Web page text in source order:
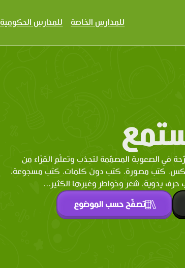
للمدارس الخاصة للمدارس الحكومية
في الصعوبة المصمّمة لتجذب وتعلّم القرّاء من
كتب مصورة، كتب دون كلمات، كتب مسجوعة،
يدوية، شعر وخواطر وغيرها الكثير...
تصفّح حسب الموضوع